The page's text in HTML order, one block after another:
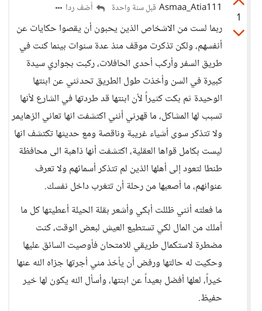
1
Asmaa_Atia111 قبل سنة واحدة أضف ردا
ربما لست من الاشخاص الذين يحبون أن يقصوا حكايات عن
أنفسهم، ولكن تذكرت موقف منذ عدة سنوات بينما كنت في
طريق السفر وأركب أحدى الحافلات، ركبت بجواري سيدة
كبيرة في السن وأخذت طول الطريق تحدثني عن ابنتها
الوحيدة ثم بكت كثيراً لأن ابنتها قد طردتها في الشارع لأنها
تسبب لها المشاكل، ما قهرني أنني اكتشفت انها تعاني الزهايمر
ولا تتذكر سوى أشياء غريبة وناقصة ومع حديثها تكتشف انها
ليست بكامل قواها العقلية، اكتشفت أنها ذاهبة الى محافظة
طنطا لتعود إلى أهلها الذين لم تتذكر أسمائهم ولا تعرف
عنوانهم، ما أصعبها من رحلة أن تتغرب داخل نفسك.
ما فعلته أنني ظللت أبكي وأشعر بقلة الحيلة أعطيتها كل ما
أملك من المال لكي تستطيع العيش لبعض الوقت، كنت
مضطرة لاستكمال طريقي للامتحان فأوصيت السائق عليها
وحكيت له حالتها ورفض أن يأخذ مني أجرتها جزاه الله عنها
خيراً، لعلها أفضل بعيداً عن ابنتها، وأسأل الله يكون لها خير
حفيظ.